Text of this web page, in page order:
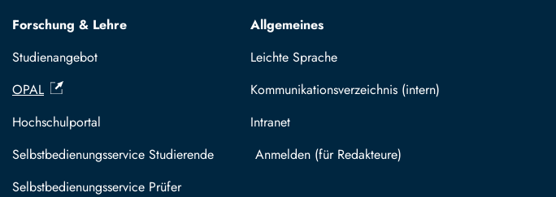
Forschung & Lehre
Studienangebot
OPAL
Hochschulportal
Selbstbedienungsservice Studierende
Selbstbedienungsservice Prüfer
Allgemeines
Leichte Sprache
Kommunikationsverzeichnis (intern)
Intranet
Mit TUBAF Login anmelden